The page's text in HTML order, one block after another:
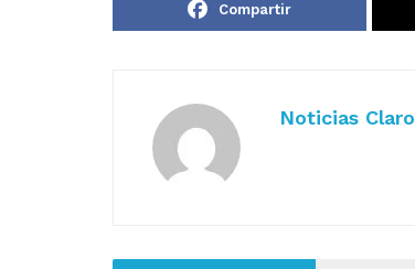
Compartir
Noticias Claro